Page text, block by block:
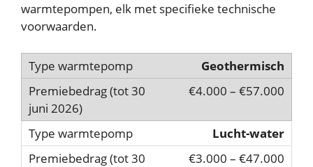
warmtepompen, elk met specifieke technische
voorwaarden.
Geothermisch
€4.000 – €57.000
Lucht-water
€3.000 – €47.000